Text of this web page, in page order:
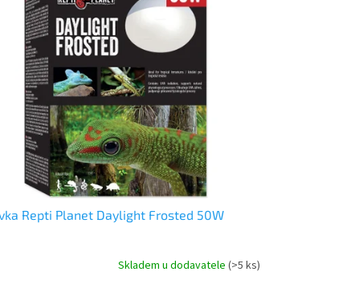
Repti Planet Daylight Frosted 50W
Skladem u dodavatele (>5 ks)